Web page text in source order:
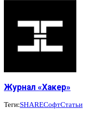
Журнал «Хакер»
Теги:SHAREСофтСтатьи